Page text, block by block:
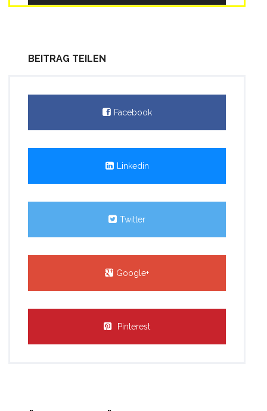
Player
BEITRAG TEILEN
Facebook
Linkedin
Twitter
Google+
Pinterest